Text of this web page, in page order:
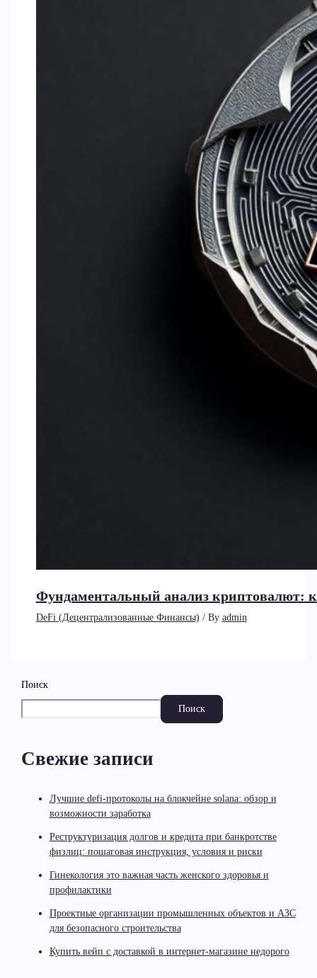
Фундаментальный анализ криптовалют:
DeFi (Децентрализованные Финансы) / By admin
Поиск
Поиск
Свежие записи
Лучшие defi-протоколы на блокчейне solana: обзор и
возможности заработка
Реструктуризация долгов и кредита при банкротстве
физлиц: пошаговая инструкция, условия и риски
Гинекология это важная часть женского здоровья и
профилактики
Проектные организации промышленных объектов и АЗС
для безопасного строительства
Купить вейп с доставкой в интернет-магазине недорого